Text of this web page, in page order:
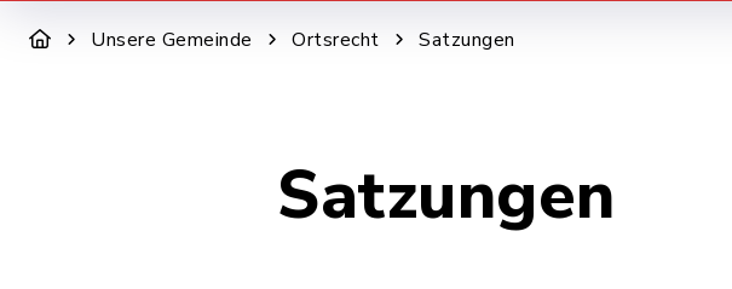
Unsere Gemeinde Ortsrecht Satzungen
Satzungen